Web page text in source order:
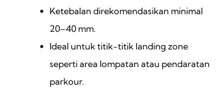
Ketebalan direkomendasikan minimal
20–40 mm.
Ideal untuk titik-titik landing zone
seperti area lompatan atau pendaratan
parkour.